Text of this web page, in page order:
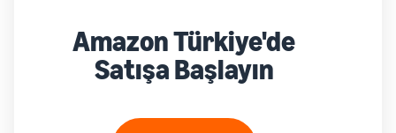
Amazon Türkiye'de
Satışa Başlayın